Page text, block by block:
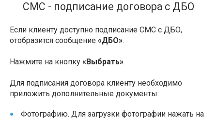
СМС - подписание договора с ДБО
Если клиенту доступно подписание СМС с ДБО,
отобразится сообщение «ДБО».
Нажмите на кнопку «Выбрать».
Для подписания договора клиенту необходимо
приложить дополнительные документы:
Фотографию. Для загрузки фотографии нажать на